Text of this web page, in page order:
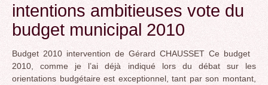
intentions ambitieuses vote du
budget municipal 2010
Budget 2010 intervention de Gérard CHAUSSET Ce budget
2010, comme je l’ai déjà indiqué lors du débat sur les
orientations budgétaire est exceptionnel, tant par son montant,